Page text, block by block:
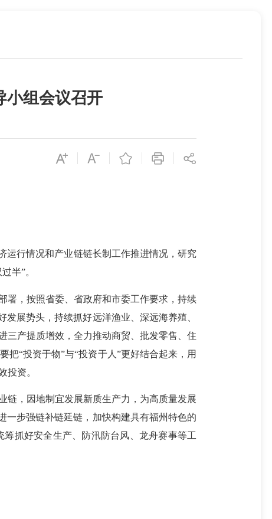
小组会议召开
行情况和产业链链长制工作推进情况，研究
半”。
，按照省委、省政府和市委工作要求，持续
展势头，持续抓好远洋渔业、深远海养殖、
三产提质增效，全力推动商贸、批发零售、住
“投资于物”与“投资于人”更好结合起来，用
投资。
，因地制宜发展新质生产力，为高质量发展
一步强链补链延链，加快构建具有福州特色的
抓好安全生产、防汛防台风、龙舟赛事等工